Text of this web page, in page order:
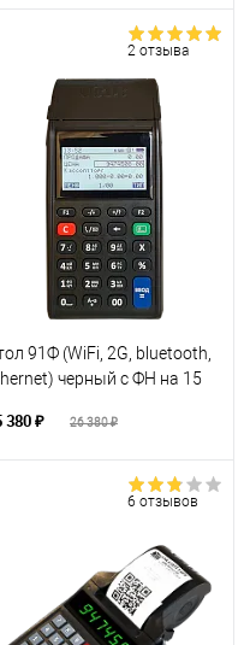
2 отзыва
91Ф (WiFi, 2G, bluetooth,
черный с ФН на 15
380 ₽ 26 380 ₽
6 отзывов